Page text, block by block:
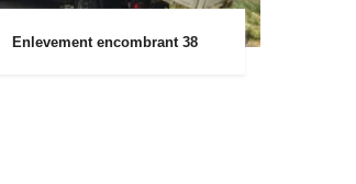
Enlevement encombrant 38